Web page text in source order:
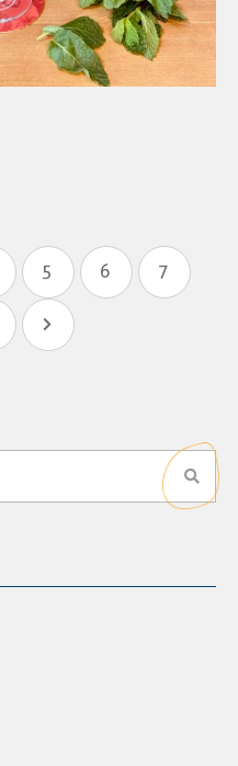
5 6 7